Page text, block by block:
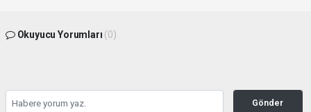
Okuyucu Yorumları (0)
Gönder